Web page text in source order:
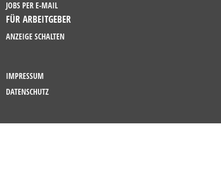
JOBS PER E-MAIL
FÜR ARBEITGEBER
ANZEIGE SCHALTEN
IMPRESSUM
DATENSCHUTZ